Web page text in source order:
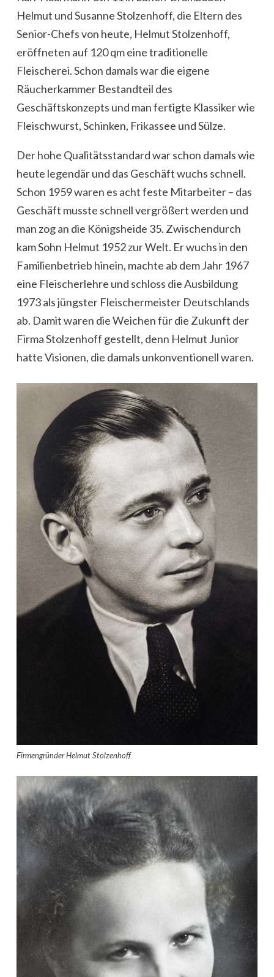
Helmut und Susanne Stolzenhoff, die Eltern des
Senior-Chefs von heute, Helmut Stolzenhoff,
eröffneten auf 120 qm eine traditionelle
Fleischerei. Schon damals war die eigene
Räucherkammer Bestandteil des
Geschäftskonzepts und man fertigte Klassiker wie
Fleischwurst, Schinken, Frikassee und Sülze.
Der hohe Qualitätsstandard war schon damals wie
heute legendär und das Geschäft wuchs schnell.
Schon 1959 waren es acht feste Mitarbeiter – das
Geschäft musste schnell vergrößert werden und
man zog an die Königsheide 35. Zwischendurch
kam Sohn Helmut 1952 zur Welt. Er wuchs in den
Familienbetrieb hinein, machte ab dem Jahr 1967
eine Fleischerlehre und schloss die Ausbildung
1973 als jüngster Fleischermeister Deutschlands
ab. Damit waren die Weichen für die Zukunft der
Firma Stolzenhoff gestellt, denn Helmut Junior
hatte Visionen, die damals unkonventionell waren.
Firmengründer Helmut Stolzenhoff